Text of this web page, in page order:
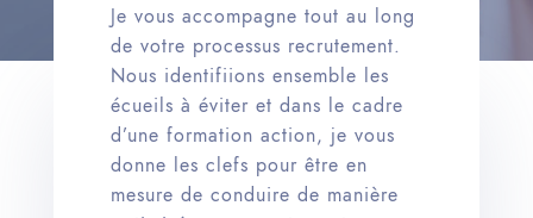
Je vous accompagne tout au long
de votre processus recrutement.
Nous identifiions ensemble les
écueils à éviter et dans le cadre
d’une formation action, je vous
donne les clefs pour être en
mesure de conduire de manière